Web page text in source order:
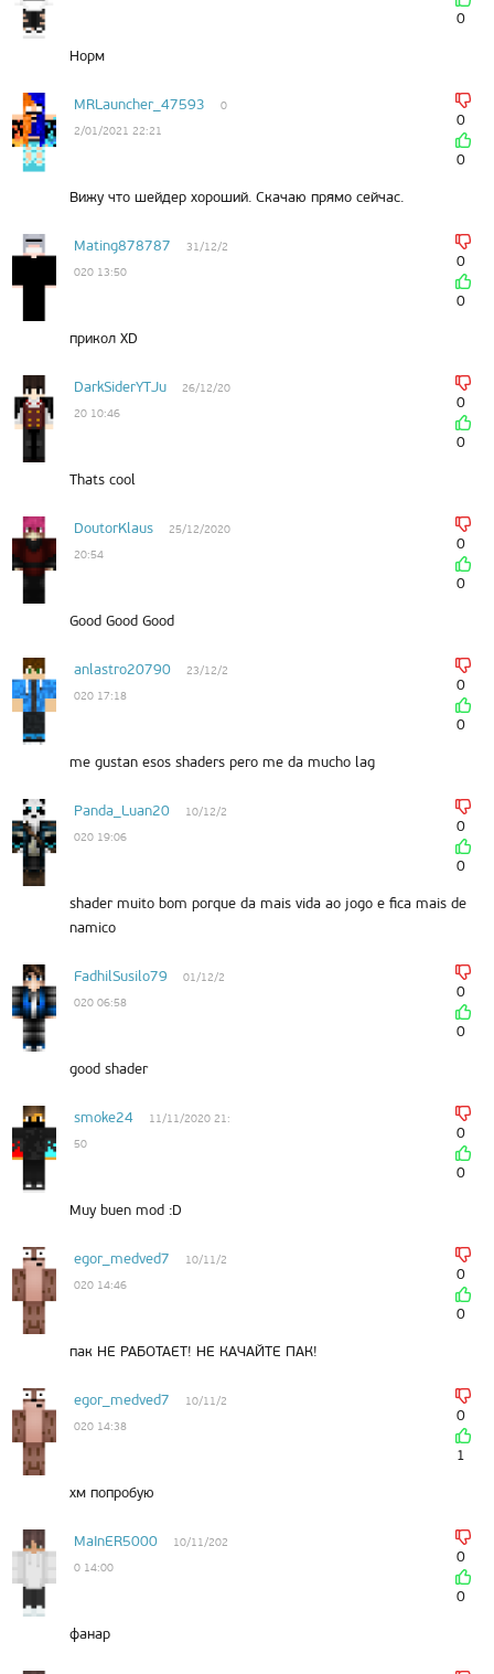
0
Норм
MRLauncher_47593
0
2/01/2021 22:21
0
0
Вижу что шейдер хороший. Скачаю прямо сейчас.
Mating878787
31/12/2
020 13:50
0
0
прикол XD
DarkSiderYTJu
26/12/20
20 10:46
0
0
Thats cool
DoutorKlaus
25/12/2020
20:54
0
0
Good Good Good
anlastro20790
23/12/2
020 17:18
0
0
me gustan esos shaders pero me da mucho lag
Panda_Luan20
10/12/2
020 19:06
0
0
shader muito bom porque da mais vida ao jogo e fica mais de
namico
FadhilSusilo79
01/12/2
020 06:58
0
0
good shader
smoke24
11/11/2020 21:
50
0
0
Muy buen mod :D
egor_medved7
10/11/2
020 14:46
0
0
пак НЕ РАБОТАЕТ! НЕ КАЧАЙТЕ ПАК!
egor_medved7
10/11/2
020 14:38
0
1
хм попробую
MaInER5000
10/11/202
0 14:00
0
0
фанар